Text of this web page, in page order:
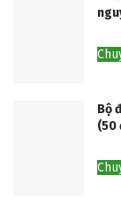
Bộ
(50